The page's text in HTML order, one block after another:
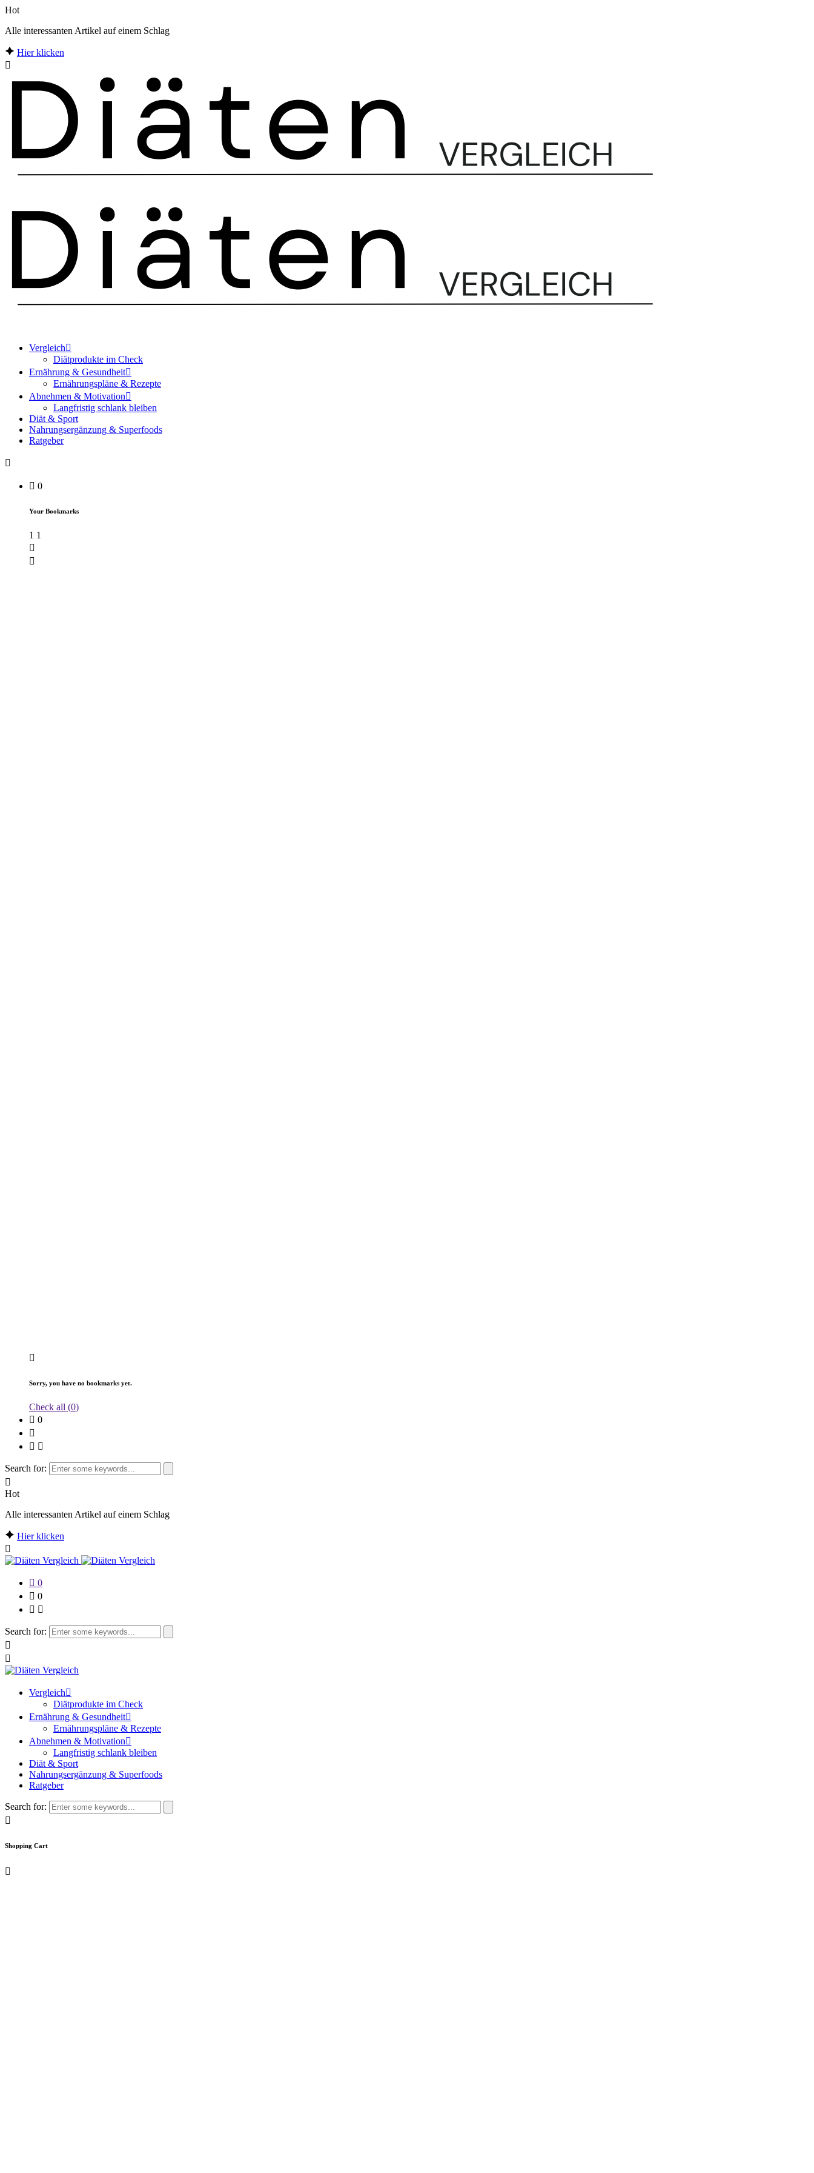
Hot
Alle interessanten Artikel auf einem Schlag
Hier klicken
Vergleich
Diätprodukte im Check
Ernährung & Gesundheit
Ernährungspläne & Rezepte
Abnehmen & Motivation
Langfristig schlank bleiben
Diät & Sport
Nahrungsergänzung & Superfoods
Ratgeber
0
Your Bookmarks
1 1
Sorry, you have no bookmarks yet.
Check all (0)
0
Search for:
Hot
Alle interessanten Artikel auf einem Schlag
Hier klicken
0
0
Search for:
Vergleich
Diätprodukte im Check
Ernährung & Gesundheit
Ernährungspläne & Rezepte
Abnehmen & Motivation
Langfristig schlank bleiben
Diät & Sport
Nahrungsergänzung & Superfoods
Ratgeber
Search for:
Shopping Cart